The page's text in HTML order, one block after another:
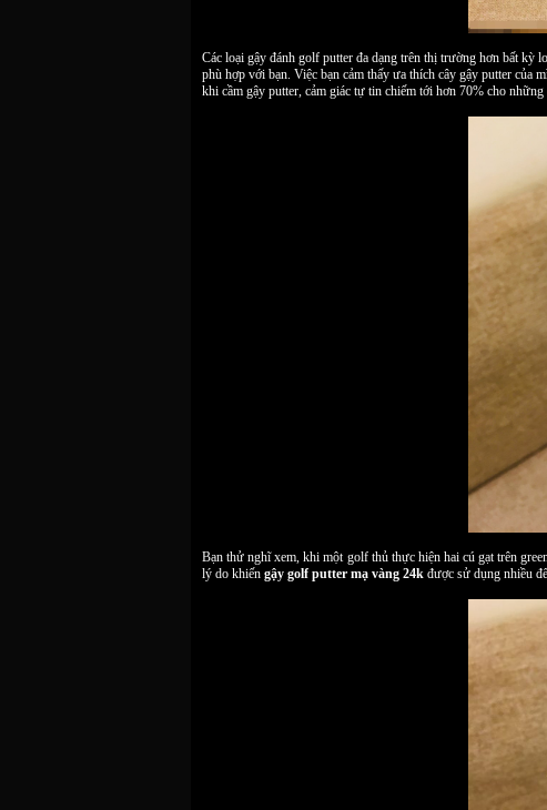
Các loại gậy đánh golf putter đa dạng trên thị trường hơn bất kỳ
phù hợp với bạn. Việc bạn cảm thấy ưa thích cây gậy putter
khi cầm gậy putter, cảm giác tự tin chiếm tới hơn 70% cho
Bạn thử nghĩ xem, khi một golf thủ thực hiện hai cú gạt trên
lý do khiến gậy golf putter mạ vàng 24k được sử dụng nhiều